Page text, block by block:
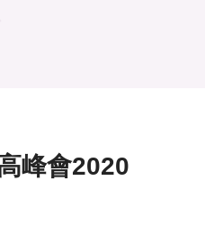
峰會2020